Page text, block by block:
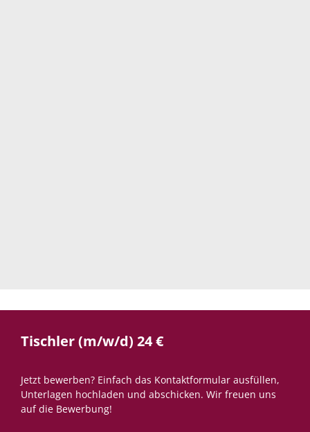
Tischler (m/w/d) 24 €
Jetzt bewerben? Einfach das Kontaktformular ausfüllen,
Unterlagen hochladen und abschicken. Wir freuen uns
auf die Bewerbung!